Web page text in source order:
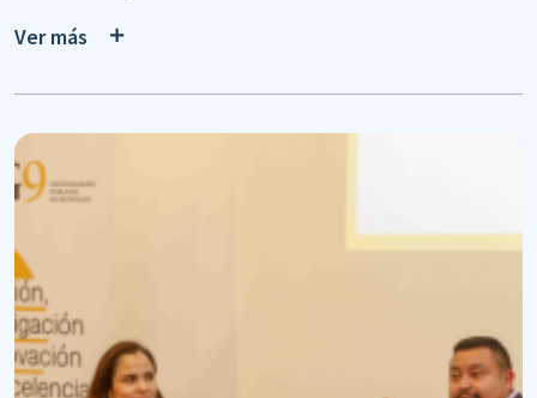
Ver más